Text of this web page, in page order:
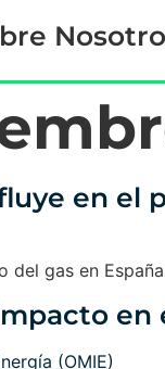
en el
gas en